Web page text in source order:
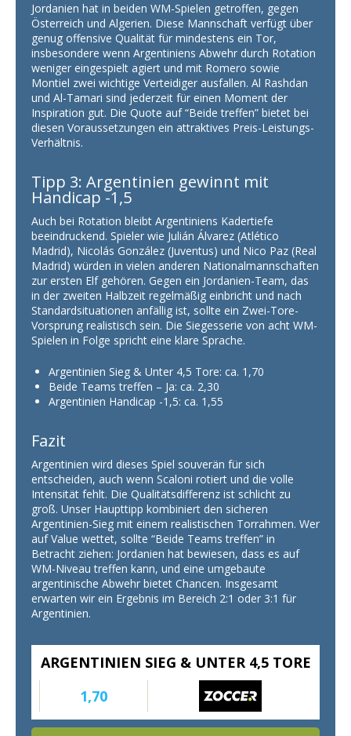
Jordanien hat in beiden WM-Spielen getroffen, gegen
Österreich und Algerien. Diese Mannschaft verfügt über
genug offensive Qualität für mindestens ein Tor,
insbesondere wenn Argentiniens Abwehr durch Rotation
weniger eingespielt agiert und mit Romero sowie
Montiel zwei wichtige Verteidiger ausfallen. Al Rashdan
und Al-Tamari sind jederzeit für einen Moment der
Inspiration gut. Die Quote auf “Beide treffen” bietet bei
diesen Voraussetzungen ein attraktives Preis-Leistungs-
Verhältnis.
Tipp 3: Argentinien gewinnt mit
Handicap -1,5
Auch bei Rotation bleibt Argentiniens Kadertiefe
beeindruckend. Spieler wie Julián Álvarez (Atlético
Madrid), Nicolás González (Juventus) und Nico Paz (Real
Madrid) würden in vielen anderen Nationalmannschaften
zur ersten Elf gehören. Gegen ein Jordanien-Team, das
in der zweiten Halbzeit regelmäßig einbricht und nach
Standardsituationen anfällig ist, sollte ein Zwei-Tore-
Vorsprung realistisch sein. Die Siegesserie von acht WM-
Spielen in Folge spricht eine klare Sprache.
Argentinien Sieg & Unter 4,5 Tore: ca. 1,70
Beide Teams treffen – Ja: ca. 2,30
Argentinien Handicap -1,5: ca. 1,55
Fazit
Argentinien wird dieses Spiel souverän für sich
entscheiden, auch wenn Scaloni rotiert und die volle
Intensität fehlt. Die Qualitätsdifferenz ist schlicht zu
groß. Unser Haupttipp kombiniert den sicheren
Argentinien-Sieg mit einem realistischen Torrahmen. Wer
auf Value wettet, sollte “Beide Teams treffen” in
Betracht ziehen: Jordanien hat bewiesen, dass es auf
WM-Niveau treffen kann, und eine umgebaute
argentinische Abwehr bietet Chancen. Insgesamt
erwarten wir ein Ergebnis im Bereich 2:1 oder 3:1 für
Argentinien.
ARGENTINIEN SIEG & UNTER 4,5 TORE
1,70